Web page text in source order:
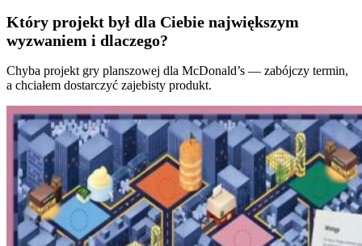
Który projekt był dla Ciebie największym
wyzwaniem i dlaczego?
Chyba projekt gry planszowej dla McDonald’s — zabójczy termin,
a chciałem dostarczyć zajebisty produkt.